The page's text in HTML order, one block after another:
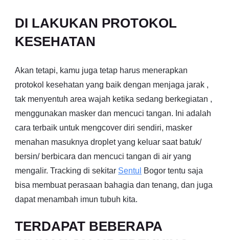
DI LAKUKAN PROTOKOL
KESEHATAN
Akan tetapi, kamu juga tetap harus menerapkan
protokol kesehatan yang baik dengan menjaga jarak ,
tak menyentuh area wajah ketika sedang berkegiatan ,
menggunakan masker dan mencuci tangan. Ini adalah
cara terbaik untuk mengcover diri sendiri, masker
menahan masuknya droplet yang keluar saat batuk/
bersin/ berbicara dan mencuci tangan di air yang
mengalir. Tracking di sekitar Sentul
Bogor tentu saja
bisa membuat perasaan bahagia dan tenang, dan juga
dapat menambah imun tubuh kita.
TERDAPAT BEBERAPA